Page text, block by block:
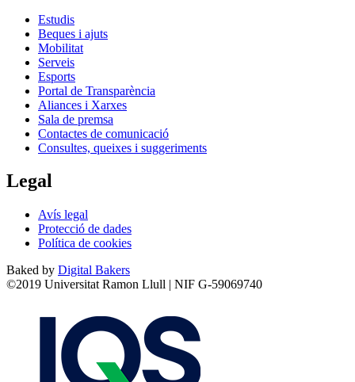
Estudis
Beques i ajuts
Mobilitat
Serveis
Esports
Portal de Transparència
Aliances i Xarxes
Sala de premsa
Contactes de comunicació
Consultes, queixes i suggeriments
Legal
Avís legal
Protecció de dades
Política de cookies
Baked by Digital Bakers
©2019 Universitat Ramon Llull | NIF G-59069740